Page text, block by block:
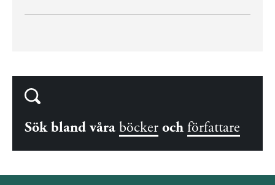
Sök bland våra böcker och författare